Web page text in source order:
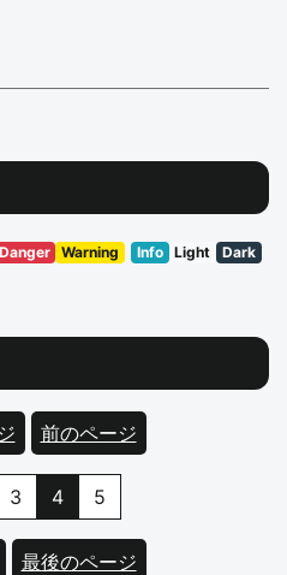
Danger Warning Info Light Dark
前のページ
3 4(現在のページ)
5
最後のページ